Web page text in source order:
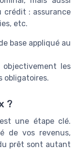
crédit : assurance
etc.
base appliqué au
les
obligatoires.
?
une étape clé.
de vos revenus,
prêt sont autant